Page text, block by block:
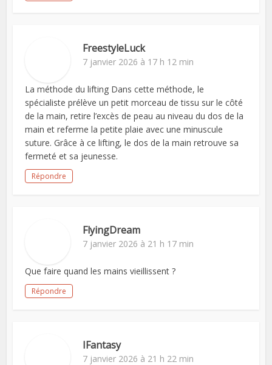
FreestyleLuck
7 janvier 2026 à 17 h 12 min
La méthode du lifting Dans cette méthode, le
spécialiste prélève un petit morceau de tissu sur le côté
de la main, retire l’excès de peau au niveau du dos de la
main et referme la petite plaie avec une minuscule
suture. Grâce à ce lifting, le dos de la main retrouve sa
fermeté et sa jeunesse.
Répondre
FlyingDream
7 janvier 2026 à 21 h 17 min
Que faire quand les mains vieillissent ?
Répondre
IFantasy
7 janvier 2026 à 21 h 22 min